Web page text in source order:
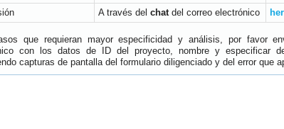
A través del chatdel correo electrónico
que requieran mayor especificidad y análisis, por favor
con los datos de ID del proyecto, nombre y especificar
capturas de pantalla del formulario diligenciado y del error que